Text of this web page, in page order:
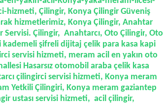
hizmeti, Çilingir, Konya Çilingir Güveniş
hizmetlerimiz, Konya Çilingir, Anahtar
Servisi. Çilingir, Anahtarcı, Oto Çilingir, Oto
şifreli dijitaj çelik para kasa kapi
servisi hizmeti, meram acil en yakın oto
Hasarsız otomobil araba çelik kasa
çilingirci servisi hizmeti, Konya meram
Yetkili Çilingiri, Konya meram gaziantep
ustası servisi hizmeti, acil çilingir,